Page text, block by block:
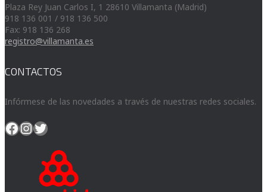
Plaza Rey Juan Carlos I, 1 28610 Villamanta (Madrid)
918 136 001 / 918 136 500
Fax: 918 136 268
registro@villamanta.es
CONTACTOS
Infórmese de las novedades a través de nuestras redes sociales.
Facebook
Instagram
Twitter